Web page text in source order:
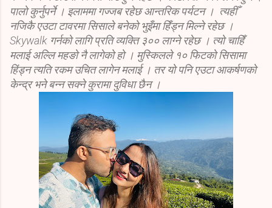
पालो कुर्नुपर्ने । इलाममा गज्जब रहेछ आन्तरिक पर्यटन । त्यहीँ
नजिकै एउटा टावरमा सिसाले बनेको भुइँमा हिँड्न मिल्ने रहेछ ।
Skywalk गर्नको लागि प्रति व्यक्ति ३०० लाग्ने रहेछ । त्यो चाहिँ
मलाई अल्लि महङो नै लागेको हो । मुस्किलले १० फिटको सिसामा
हिंड्न त्यति रकम उचित लागेन मलाई । तर यो पनि एउटा आकर्षणको
केन्द्र भने बन्न सक्ने कुरामा दुविधा छैन ।